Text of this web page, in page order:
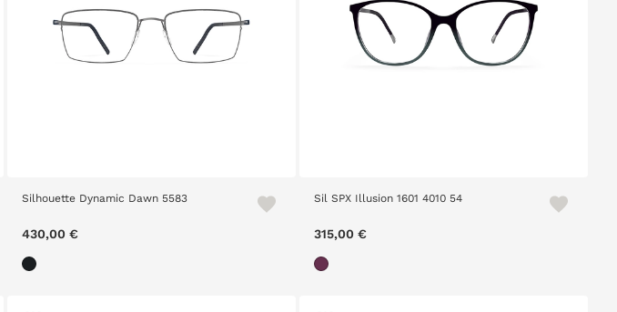
Silhouette Dynamic Dawn 5583
430,00 €
Sil SPX Illusion 1601 4010 54
315,00 €